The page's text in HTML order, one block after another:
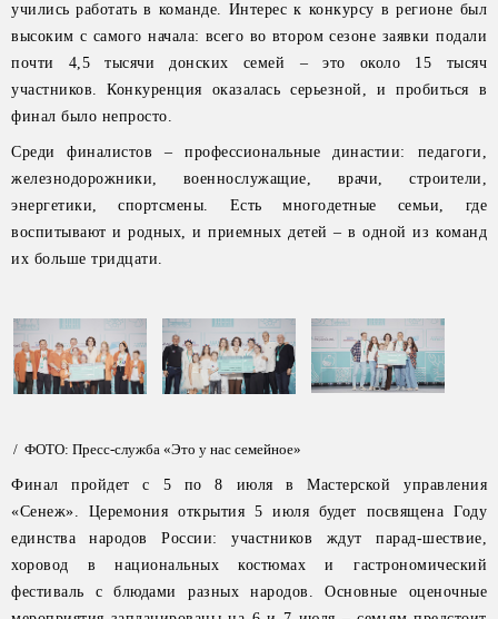
учились работать в команде. Интерес к конкурсу в регионе был
высоким с самого начала: всего во втором сезоне заявки подали
почти 4,5 тысячи донских семей – это около 15 тысяч
участников. Конкуренция оказалась серьезной, и пробиться в
финал было непросто.
Среди финалистов – профессиональные династии: педагоги,
железнодорожники, военнослужащие, врачи, строители,
энергетики, спортсмены. Есть многодетные семьи, где
воспитывают и родных, и приемных детей – в одной из команд
их больше тридцати.
/ ФОТО: Пресс-служба «Это у нас семейное»
Финал пройдет с 5 по 8 июля в Мастерской управления
«Сенеж». Церемония открытия 5 июля будет посвящена Году
единства народов России: участников ждут парад-шествие,
хоровод в национальных костюмах и гастрономический
фестиваль с блюдами разных народов. Основные оценочные